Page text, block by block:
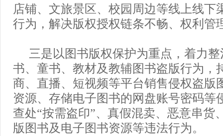
店铺、文旅景区、校园周边等线上线下
行为，解决版权授权链条不畅、权利管
三是以图书版权保护为重点，着力
书、童书、教材及教辅图书盗版行为，
商、直播、短视频等平台销售侵权盗版
资源、存储电子图书的网盘账号密码等
查处“按需盗印”、真假混卖、恶意串货
版图书及电子图书资源等违法行为。